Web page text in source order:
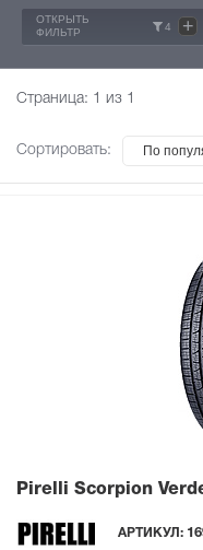
ОТКРЫТЬ
ФИЛЬТР
4 +
Страница: 1 из 1
Сортировать: По
Pirelli Scorpion
АРТИКУЛ: